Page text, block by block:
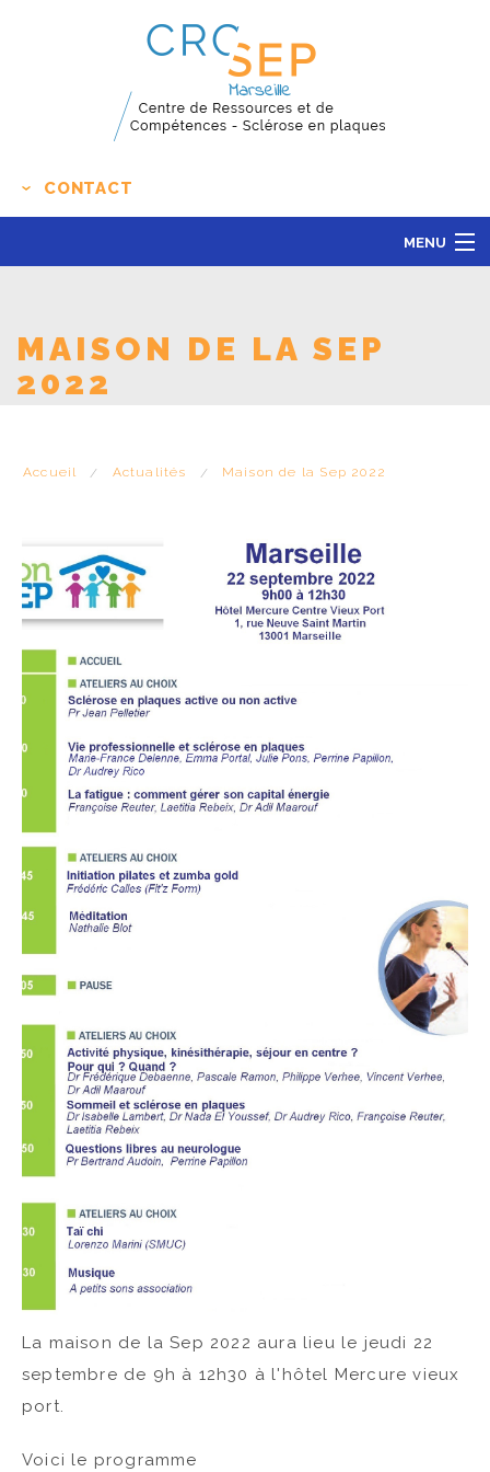
CONTACT
MENU
MAISON DE LA SEP
2022
Accueil Actualités Maison de la Sep 2022
La maison de la Sep 2022 aura lieu le jeudi 22
septembre de 9h à 12h30 à l'hôtel Mercure vieux
port.
Voici le programme